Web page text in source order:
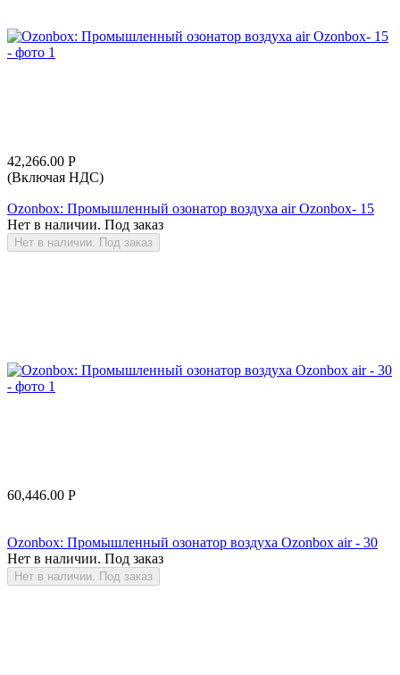
42,266.00 Р
(Включая НДС)
Ozonbox: Промышленный озонатор воздуха air Ozonbox- 15
Нет в наличии. Под заказ
Нет в наличии. Под заказ
60,446.00 Р
Ozonbox: Промышленный озонатор воздуха Ozonbox air - 30
Нет в наличии. Под заказ
Нет в наличии. Под заказ